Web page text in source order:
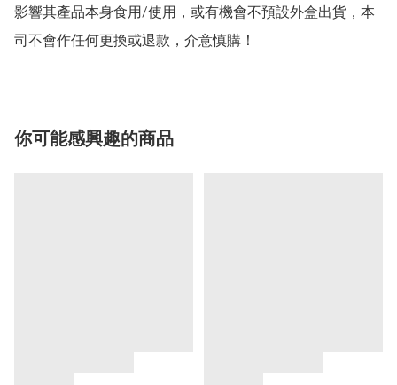
影響其產品本身食用/使用，或有機會不預設外盒出貨，本
司不會作任何更換或退款，介意慎購！
你可能感興趣的商品